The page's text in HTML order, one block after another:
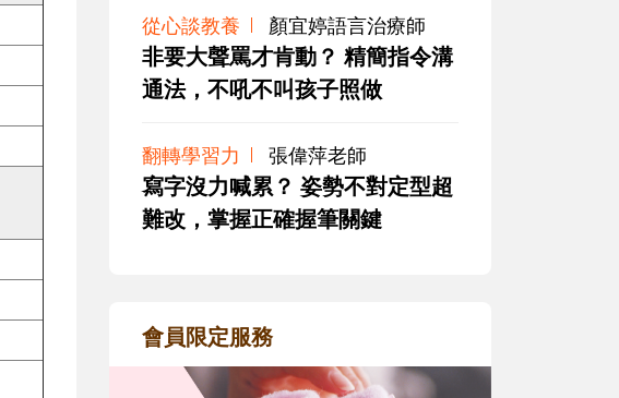
從心談教養 顏宜婷語言治療師
非要大聲罵才肯動？ 精簡指令溝
通法，不吼不叫孩子照做
翻轉學習力 張偉萍老師
寫字沒力喊累？ 姿勢不對定型超
難改，掌握正確握筆關鍵
會員限定服務